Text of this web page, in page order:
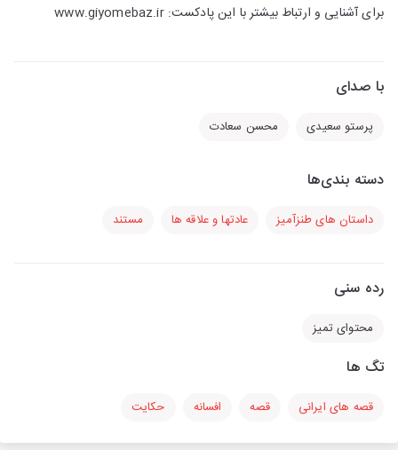
برای آشنایی و ارتباط بیشتر با این پادکست: www.giyomebaz.ir
با صدای
پرستو سعیدی محسن سعادت
دسته بندی‌ها
داستان های طنزآمیز عادتها و علاقه ها مستند
رده سنی
محتوای تمیز
تگ ها
قصه های ایرانی قصه افسانه حکایت